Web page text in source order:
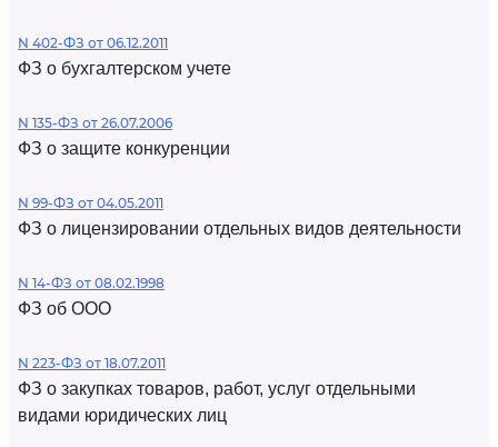
N 402-ФЗ от 06.12.2011
ФЗ о бухгалтерском учете
N 135-ФЗ от 26.07.2006
ФЗ о защите конкуренции
N 99-ФЗ от 04.05.2011
ФЗ о лицензировании отдельных видов деятельности
N 14-ФЗ от 08.02.1998
ФЗ об ООО
N 223-ФЗ от 18.07.2011
ФЗ о закупках товаров, работ, услуг отдельными
видами юридических лиц